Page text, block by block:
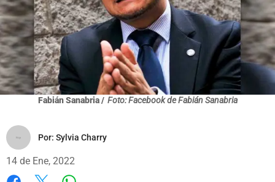
Fabián Sanabria / Foto: Facebook de Fabián Sanabria
Por: Sylvia Charry
14 de Ene, 2022